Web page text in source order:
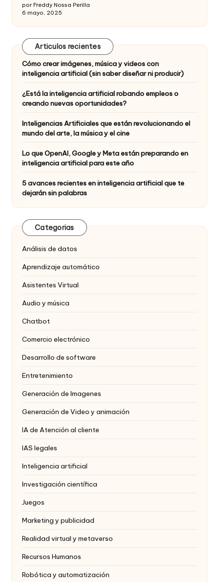
por Freddy Nossa Perilla
6 mayo, 2025
Articulos recientes
Cómo crear imágenes, música y videos con
inteligencia artificial (sin saber diseñar ni producir)
¿Está la inteligencia artificial robando empleos o
creando nuevas oportunidades?
Inteligencias Artificiales que están revolucionando el
mundo del arte, la música y el cine
Lo que OpenAI, Google y Meta están preparando en
inteligencia artificial para este año
5 avances recientes en inteligencia artificial que te
dejarán sin palabras
Categorias
Análisis de datos
Aprendizaje automático
Asistentes Virtual
Audio y música
Chatbot
Comercio electrónico
Desarrollo de software
Entretenimiento
Generación de Imagenes
Generación de Video y animación
IA de Atención al cliente
IAS legales
Inteligencia artificial
Investigación científica
Juegos
Marketing y publicidad
Realidad virtual y metaverso
Recursos Humanos
Robótica y automatización